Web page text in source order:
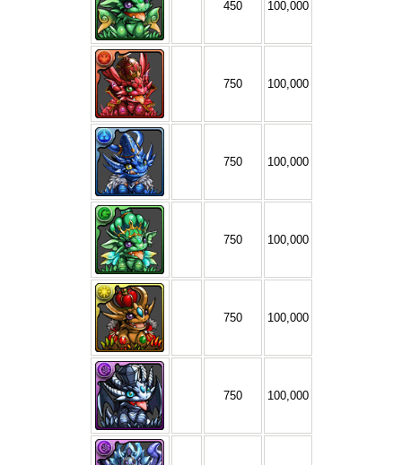
450 100,000
750 100,000
750 100,000
750 100,000
750 100,000
750 100,000